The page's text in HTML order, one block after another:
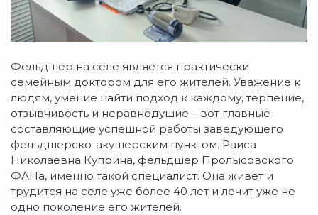
Фельдшер на селе является практически
семейным доктором для его жителей. Уважение к
людям, умение найти подход к каждому, терпение,
отзывчивость и неравнодушие – вот главные
составляющие успешной работы заведующего
фельдшерско-акушерским пунктом. Раиса
Николаевна Куприна, фельдшер Пролысовского
ФАПа, именно такой специалист. Она живет и
трудится на селе уже более 40 лет и лечит уже не
одно поколение его жителей.